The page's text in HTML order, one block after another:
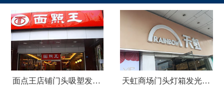
面点王店铺门头吸塑发光字广告招牌 天虹商场门头灯箱发光字广告招牌